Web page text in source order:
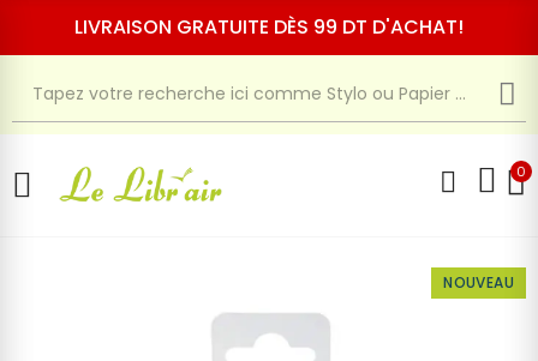
LIVRAISON GRATUITE DÈS 99 DT D'ACHAT!
0
NOUVEAU